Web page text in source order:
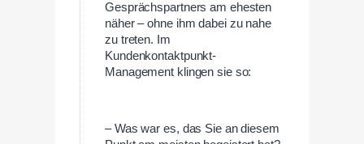
Gesprächspartners am ehesten
näher – ohne ihm dabei zu nahe
zu treten. Im
Kundenkontaktpunkt-
Management klingen sie so:
– Was war es, das Sie an diesem